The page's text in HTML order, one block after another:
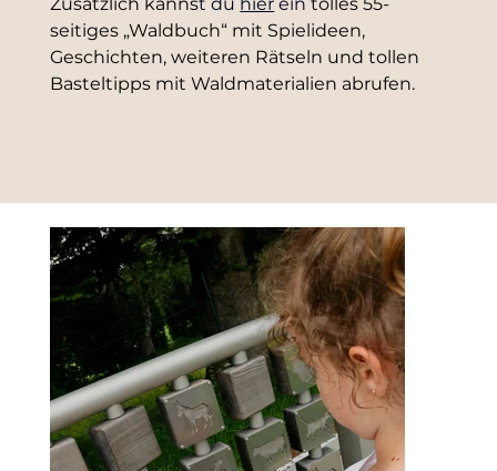
seitiges „Waldbuch“ mit Spielideen,
Geschichten, weiteren Rätseln und tollen
Basteltipps mit Waldmaterialien abrufen.